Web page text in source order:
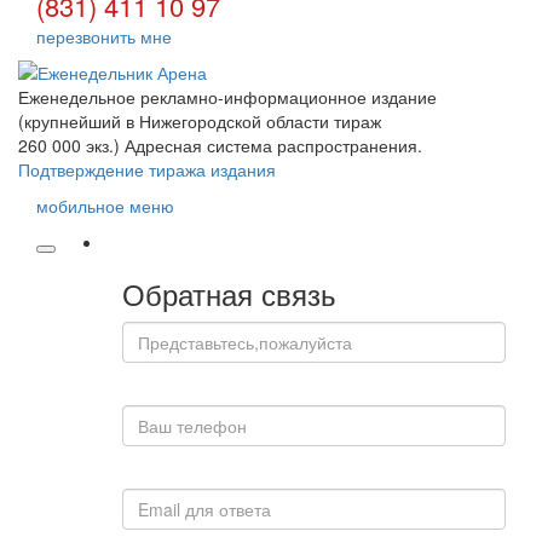
перезвонить мне
Еженедельное рекламно-информационное издание
(крупнейший в Нижегородской области тираж
260 000 экз.) Адресная система распространения.
Подтверждение тиража издания
мобильное меню
Обратная связь